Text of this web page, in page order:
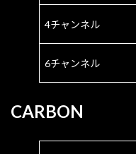
4チャンネル
6チャンネル
CARBON